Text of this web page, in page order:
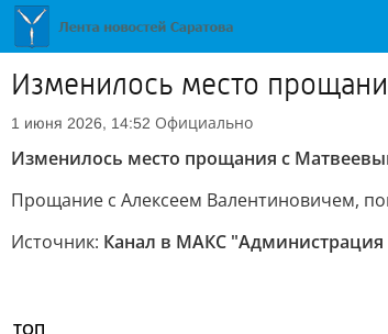
Изменилось место
1 июня 2026, 14:52 Официально
Изменилось место прощания с
Прощание с Алексеем Валентиновичем,
Источник: Канал в МАКС "Администрация
ТОП